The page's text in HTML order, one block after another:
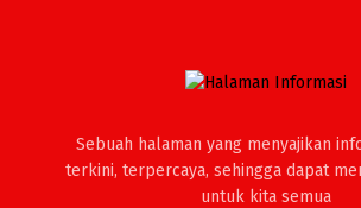
Sebuah halaman yang menyajikan
terkini, terpercaya, sehingga dapat
untuk kita semua